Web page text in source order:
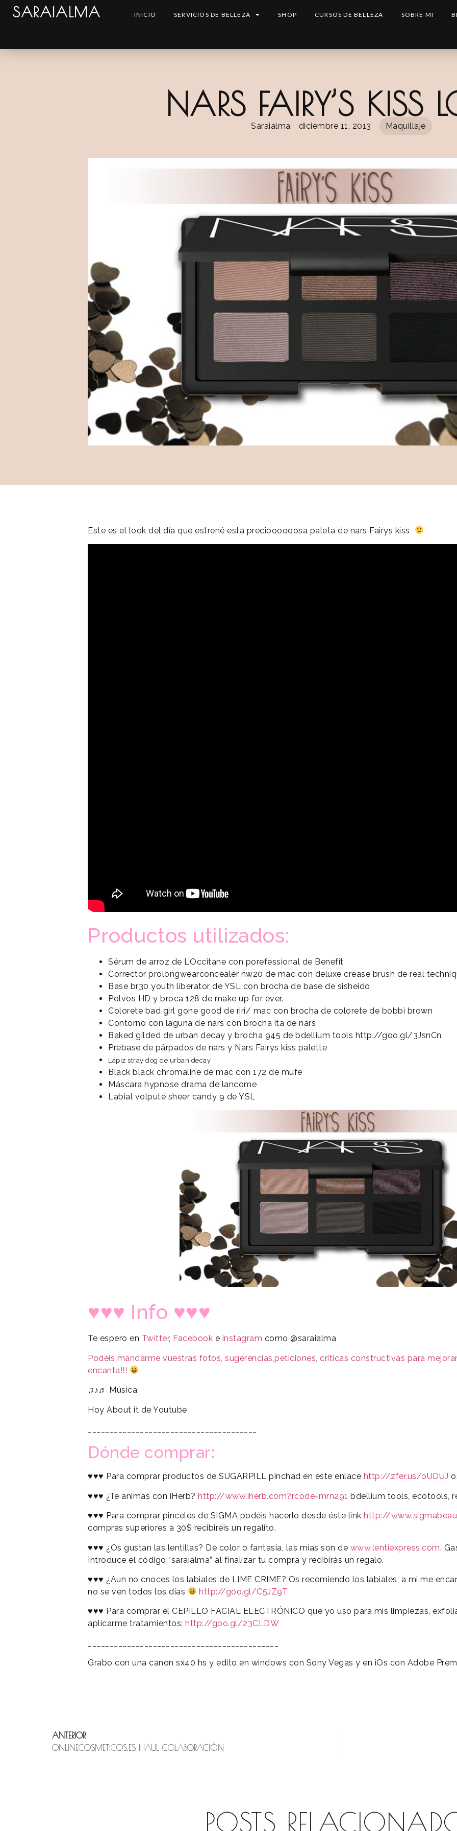
SARAIALMA INICIO SERVICIOS DE BELLEZA SHOP CURSOS DE BELLEZA SOBRE MI
NARS FAIRY’S KISS
Saraialma diciembre 11, 2013 Maquillaje
Este es el look del día que estrené esta precioooooosa paleta de nars Fairys kiss
Productos utilizados:
Sérum de arroz de L’Occitane con porefessional de Benefit
Corrector prolongwearconcealer nw20 de mac con deluxe crease brush de real
Base br30 youth liberator de YSL con brocha de base de sisheido
Polvos HD y broca 128 de make up for ever.
Colorete bad girl gone good de riri/ mac con brocha de colorete de bobbi brown
Contorno con laguna de nars con brocha ita de nars
Baked gilded de urban decay y brocha 945 de bdellium tools http://goo.gl/3JsnCn
Prebase de párpados de nars y Nars Fairys kiss palette
Lápiz stray dog de urban decay
Black black chromaline de mac con 172 de mufe
Máscara hypnose drama de lancome
Labial volputé sheer candy 9 de YSL
♥♥♥ Info ♥♥♥
Te espero en Twitter, Facebook e instagram como @saraialma
Podéis mandarme vuestras fotos, sugerencias,peticiones, criticas constructivas para
encanta!!!
♫♪♬ Música:
Hoy About it de Youtube
Dónde comprar:
♥♥♥ Para comprar productos de SUGARPILL pinchad en éste enlace http://zfer.us/oUDUJ
♥♥♥ ¿Te animas con iHerb? http://www.iherb.com?rcode=mrn291 bdellium tools, ecotools,
♥♥♥ Para comprar pinceles de SIGMA podéis hacerlo desde éste link http://
compras superiores a 30$ recibiréis un regalito.
♥♥♥ ¿Os gustan las lentillas? De color o fantasía, las mías son de www.lentiexpress.com.
Introduce el código “saraialma” al finalizar tu compra y recibirás un regalo.
♥♥♥ ¿Aun no cnoces los labiales de LIME CRIME? Os recomiendo los labiales, a mi me
no se ven todos los días
http://goo.gl/C5JZ9T
♥♥♥ Para comprar el CEPILLO FACIAL ELECTRÓNICO que yo uso para mis limpiezas,
aplicarme tratamientos: http://goo.gl/23CLDW
Grabo con una canon sx40 hs y edito en windows con Sony Vegas y en iOs con Adobe
ANTERIOR
ONLINECOSMETICOS.ES HAUL COLABORACIÓN
POSTS